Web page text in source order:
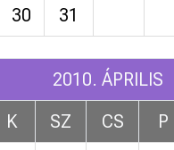
30 31
2010. ÁPRILIS
K SZ CS P